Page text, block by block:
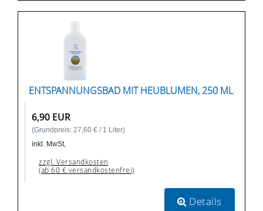
ENTSPANNUNGSBAD MIT HEUBLUMEN, 250 ML
6,90 EUR
(Grundpreis: 27,60 € / 1 Liter)
inkl. MwSt,
zzgl. Versandkosten
(ab 60 € versandkostenfrei)
Details